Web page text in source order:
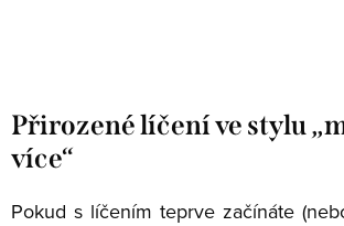
Přirozené líčení ve stylu
více“
Pokud s líčením teprve začínáte